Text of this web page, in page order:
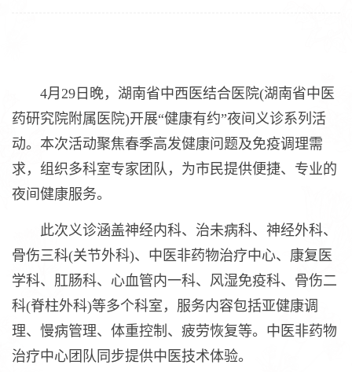
4月29日晚，湖南省中西医结合医院(湖南省中医
药研究院附属医院)开展“健康有约”夜间义诊系列活
动。本次活动聚焦春季高发健康问题及免疫调理需
求，组织多科室专家团队，为市民提供便捷、专业的
夜间健康服务。
此次义诊涵盖神经内科、治未病科、神经外科、
骨伤三科(关节外科)、中医非药物治疗中心、康复医
学科、肛肠科、心血管内一科、风湿免疫科、骨伤二
科(脊柱外科)等多个科室，服务内容包括亚健康调
理、慢病管理、体重控制、疲劳恢复等。中医非药物
治疗中心团队同步提供中医技术体验。